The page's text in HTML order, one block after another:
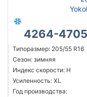
4264-
Типоразмер: 205/55 R16
Сезон: зимняя
Индекс скорости: H
Усиленность: XL
Год производства: